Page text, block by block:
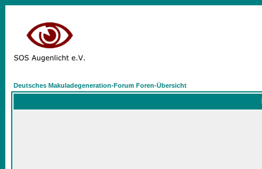
Deutsches Makuladegeneration-Forum Foren-Übersicht